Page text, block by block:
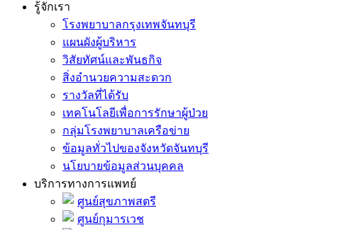
รู้จักเรา
โรงพยาบาลกรุงเทพจันทบุรี
แผนผังผู้บริหาร
วิสัยทัศน์และพันธกิจ
สิ่งอำนวยความสะดวก
รางวัลที่ได้รับ
เทคโนโลยีเพื่อการรักษาผู้ป่วย
กลุ่มโรงพยาบาลเครือข่าย
ข้อมูลทั่วไปของจังหวัดจันทบุรี
นโยบายข้อมูลส่วนบุคคล
บริการทางการแพทย์
ศูนย์สุขภาพสตรี
ศูนย์กุมารเวช